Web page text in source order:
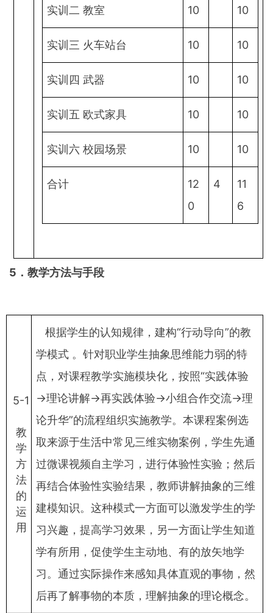
实训二 教室 10 10
实训三 火车站台 10 10
实训四 武器 10 10
实训五 欧式家具 10 10
实训六 校园场景 10 10
合计
12
0
4
11
6
5 ．教学方法与手段
5-1
教
学
方
法
的
运
用
根据学生的认知规律，建构“行动导向”的教
学模式 。针对职业学生抽象思维能力弱的特
点，对课程教学实施模块化，按照“实践体验
→理论讲解→再实践体验→小组合作交流→理
论升华”的流程组织实施教学。本课程案例选
取来源于生活中常见三维实物案例，学生先通
过微课视频自主学习，进行体验性实验；然后
再结合体验性实验结果，教师讲解抽象的三维
建模知识。这种模式一方面可以激发学生的学
习兴趣，提高学习效果，另一方面让学生知道
学有所用，促使学生主动地、有的放矢地学
习。通过实际操作来感知具体直观的事物，然
后再了解事物的本质，理解抽象的理论概念。